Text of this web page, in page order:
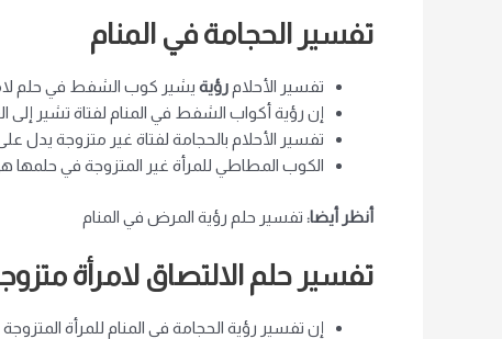
تفسير الحجامة في المنام
تفسير الأحلام رؤية يشير كوب الشفط في حلم
إن رؤية أكواب الشفط في المنام لفتاة تشير إلى
تفسير الأحلام بالحجامة لفتاة غير متزوجة يدل
الكوب المطاطي للمرأة غير المتزوجة في حلمها
أنظر أيضا: تفسير حلم رؤية المرض في المنام
تفسير حلم الالتصاق لامرأة
إن تفسير رؤية الحجامة في المنام للمرأة